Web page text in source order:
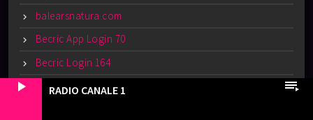
balearsnatura.com
Becric App Login 70
Becric Login 164
beinbalance.pt
play_arrow RADIO CANALE 1 playlist_play